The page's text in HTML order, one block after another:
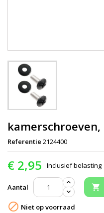
Referentie 2124400
€ 2,95 Inclusief belasting
Aantal 
 Niet op voorraad